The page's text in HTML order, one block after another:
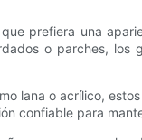
prefiera una
o parches, los
lana o acrílico,
confiable para